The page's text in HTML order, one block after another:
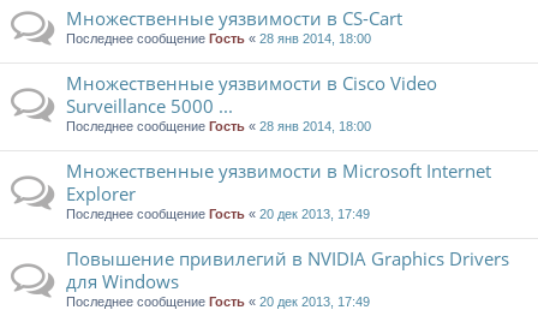
Множественные уязвимости в CS-Cart
Последнее сообщение Гость « 28 янв 2014, 18:00
Множественные уязвимости в Cisco Video
Surveillance 5000 ...
Последнее сообщение Гость « 28 янв 2014, 18:00
Множественные уязвимости в Microsoft Internet
Explorer
Последнее сообщение Гость « 20 дек 2013, 17:49
Повышение привилегий в NVIDIA Graphics Drivers
для Windows
Последнее сообщение Гость « 20 дек 2013, 17:49